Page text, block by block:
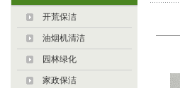
开荒保洁
油烟机清洁
园林绿化
家政保洁